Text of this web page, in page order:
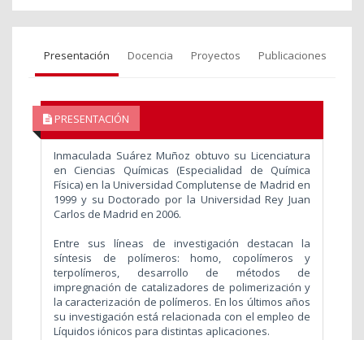
Presentación Docencia Proyectos Publicaciones
PRESENTACIÓN
Inmaculada Suárez Muñoz obtuvo su Licenciatura
en Ciencias Químicas (Especialidad de Química
Física) en la Universidad Complutense de Madrid en
1999 y su Doctorado por la Universidad Rey Juan
Carlos de Madrid en 2006.
Entre sus líneas de investigación destacan la
síntesis de polímeros: homo, copolímeros y
terpolímeros, desarrollo de métodos de
impregnación de catalizadores de polimerización y
la caracterización de polímeros. En los últimos años
su investigación está relacionada con el empleo de
Líquidos iónicos para distintas aplicaciones.